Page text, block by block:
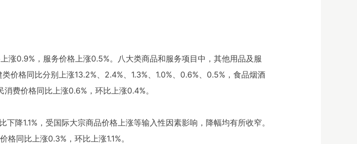
涨0.9%，服务价格上涨0.5%。八大类商品和服务项目中，其他用品及服
价格同比分别上涨13.2%、2.4%、1.3%、1.0%、0.6%、0.5%，食品烟酒
费价格同比上涨0.6%，环比上涨0.4%。
降1.1%，受国际大宗商品价格上涨等输入性因素影响，降幅均有所收窄。
同比上涨0.3%，环比上涨1.1%。